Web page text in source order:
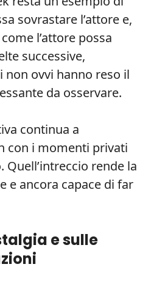
sovrastare l’attore e,
l’attore possa
successive,
non ovvi hanno reso il
da osservare.
continua a
con i momenti privati
Quell’intreccio rende la
e ancora capace di far
e sulle